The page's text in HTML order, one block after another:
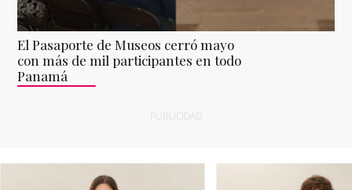
El Pasaporte de Museos cerró mayo
con más de mil participantes en todo
Panamá
PUBLICIDAD